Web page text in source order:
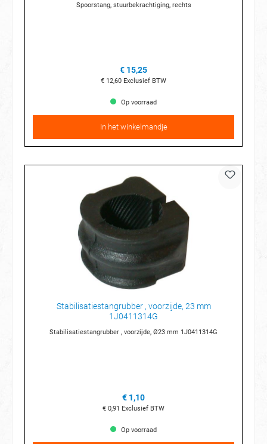
Spoorstang, stuurbekrachtiging, rechts
€ 15,25
€ 12,60 Exclusief BTW
Op voorraad
In het winkelmandje
Stabilisatiestangrubber , voorzijde, 23 mm
1J0411314G
Stabilisatiestangrubber , voorzijde, Ø23 mm 1J0411314G
€ 1,10
€ 0,91 Exclusief BTW
Op voorraad